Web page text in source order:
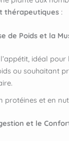
thérapeutiques :
de Poids et la
idéal
ou souhaitant
protéines et en
et le